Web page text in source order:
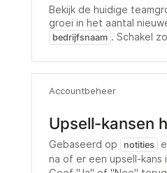
Bekijk de huidige
groei in het aantal
bedrijfsnaam . Schakel
Accountbeheer
Upsell-kansen
Gebaseerd op notities
na of er een upsell-kans